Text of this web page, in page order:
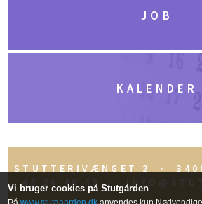
JOB
KALENDER
STUTTERIVÆNGET 2 ·
48 26 40 40 ·
Vi bruger cookies på Stutgården